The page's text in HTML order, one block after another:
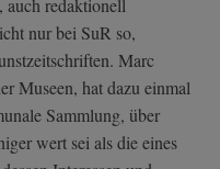
auch redaktionell
nur bei SuR so,
Marc
Museen, hat dazu einmal
Sammlung, über
wert sei als die eines